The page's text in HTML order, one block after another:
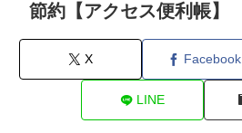
節約【アクセス便利帳】
X Facebook
LINE